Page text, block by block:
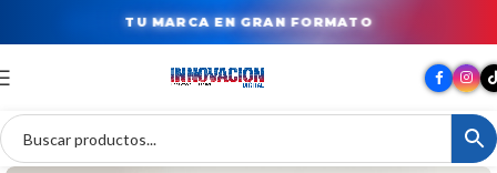
TU MARCA EN GRAN FORMATO